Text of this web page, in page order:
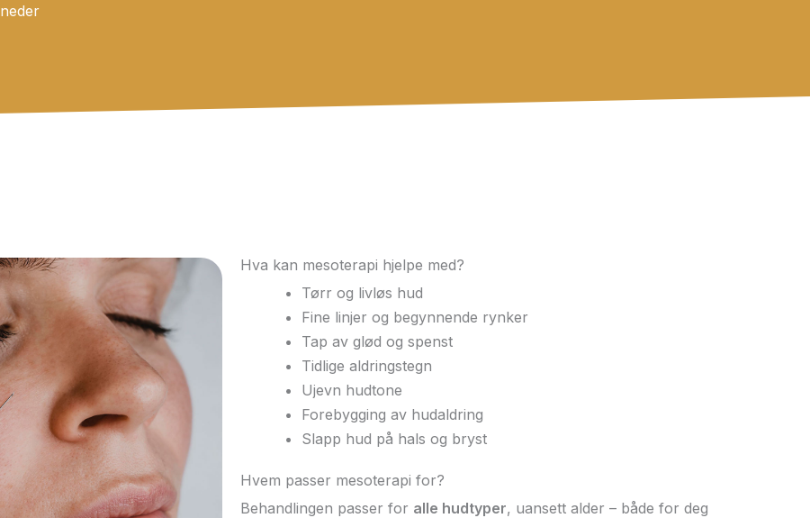
Hva kan mesoterapi hjelpe med?
Tørr og livløs hud
Fine linjer og begynnende rynker
Tap av glød og spenst
Tidlige aldringstegn
Ujevn hudtone
Forebygging av hudaldring
Slapp hud på hals og bryst
Hvem passer mesoterapi for?
Behandlingen passer for alle hudtyper, uansett alder – både for deg